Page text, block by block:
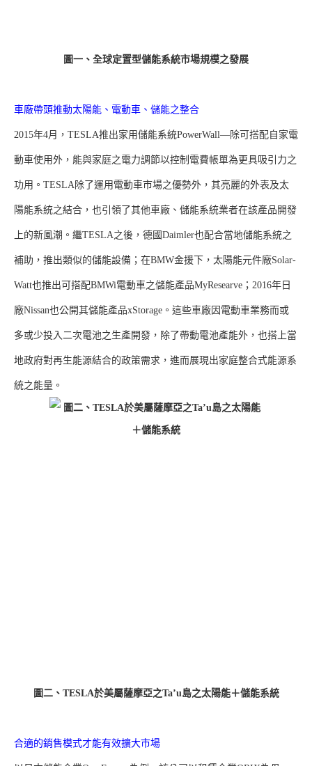
圖一、全球定置型儲能系統市場規模之發展
車廠帶頭推動太陽能、電動車、儲能之整合
2015年4月，TESLA推出家用儲能系統PowerWall—除可搭配自家電
動車使用外，能與家庭之電力調節以控制電費帳單為更具吸引力之
功用。TESLA除了運用電動車市場之優勢外，其亮麗的外表及太
陽能系統之結合，也引領了其他車廠、儲能系統業者在該產品開發
上的新風潮。繼TESLA之後，德國Daimler也配合當地儲能系統之
補助，推出類似的儲能設備；在BMW金援下，太陽能元件廠Solar-
Watt也推出可搭配BMWi電動車之儲能產品MyResearve；2016年日
廠Nissan也公開其儲能產品xStorage。這些車廠因電動車業務而或
多或少投入二次電池之生產開發，除了帶動電池產能外，也搭上當
地政府對再生能源結合的政策需求，進而展現出家庭整合式能源系
統之能量。
圖二、TESLA於美屬薩摩亞之Ta’u島之太陽能＋儲能系統
合適的銷售模式才能有效擴大市場